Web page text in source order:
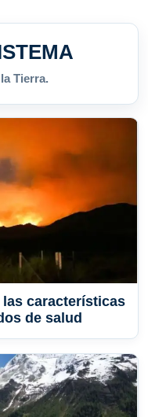
Tierra.
las características
de salud